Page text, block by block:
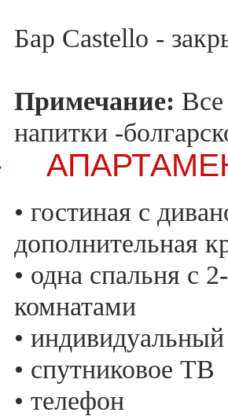
Бар Castello -
Примечание:
напитки -
• гостиная с
дополнительная
• одна спальня с
комнатами
•
• спутниковое ТВ
• телефон